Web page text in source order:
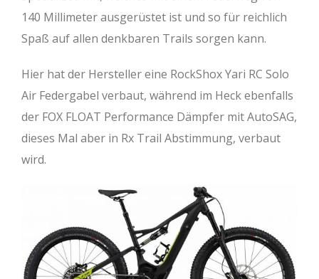
140 Millimeter ausgerüstet ist und so für reichlich
Spaß auf allen denkbaren Trails sorgen kann.
Hier hat der Hersteller eine RockShox Yari RC Solo
Air Federgabel verbaut, während im Heck ebenfalls
der FOX FLOAT Performance Dämpfer mit AutoSAG,
dieses Mal aber in Rx Trail Abstimmung, verbaut
wird.